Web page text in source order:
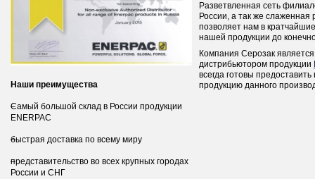
Наши преимущества
Самый большой склад в России продукции
ENERPAC
быстрая доставка по всему миру
представительство во всех крупных городах
России и СНГ
Разветвленная сеть
России, а так же слаженная
позволяет нам в
нашей продукции до
Компания Серозак
дистрибьютором продукции
всегда готовы
продукцию данного